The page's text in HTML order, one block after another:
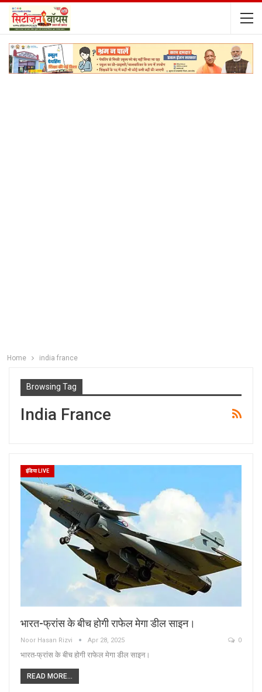
Home india france
Browsing Tag
India France
इंडिया LIVE
भारत-फ्रांस के बीच होगी राफेल मेगा डील साइन।
Noor Hasan Rizvi Apr 28, 2025 0
भारत-फ्रांस के बीच होगी राफेल मेगा डील साइन।
READ MORE...